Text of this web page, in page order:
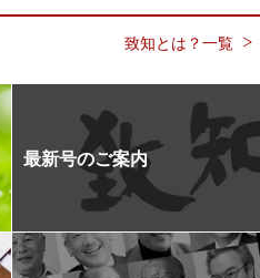
致知とは？一覧
最新号のご案内